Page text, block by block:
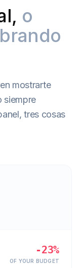
o
mostrarte
siempre
tres cosas
-23%
OF YOUR BUDGET